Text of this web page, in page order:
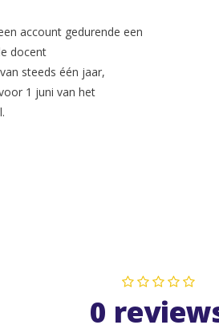
account gedurende een
docent
steeds één jaar,
1 juni van het
.
0